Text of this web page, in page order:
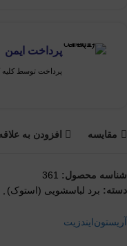
پرداخت ایمن
پرداخت توسط کلیه
مقايسه افزودن به
شناسه محصول: 361
دسته: برد لباسشویی (استوک) ,
آریستون ایندزیت